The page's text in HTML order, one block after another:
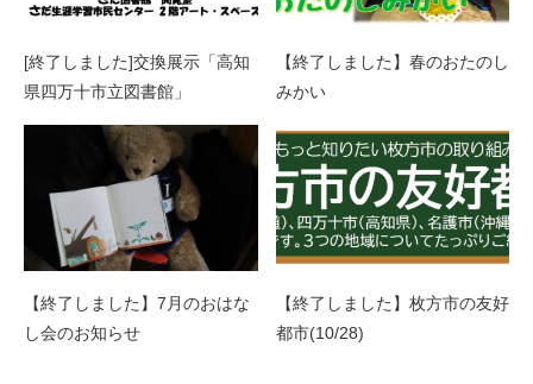
[終了しました]交換展示「高知
県四万十市立図書館」
【終了しました】春のおたのし
みかい
【終了しました】7月のおはな
し会のお知らせ
【終了しました】枚方市の友好
都市(10/28)